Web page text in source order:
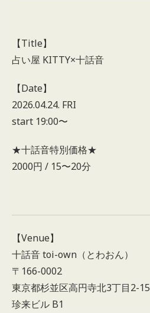
【Title】
占い屋 KITTY×十話音
【Date】
2026.04.24. FRI
start 19:00〜
★十話音特別価格★
2000円 / 15〜20分
【Venue】
十話音 toi-own（とわおん）
〒166-0002
東京都杉並区高円寺北3丁目2-15
珍来ビル B1